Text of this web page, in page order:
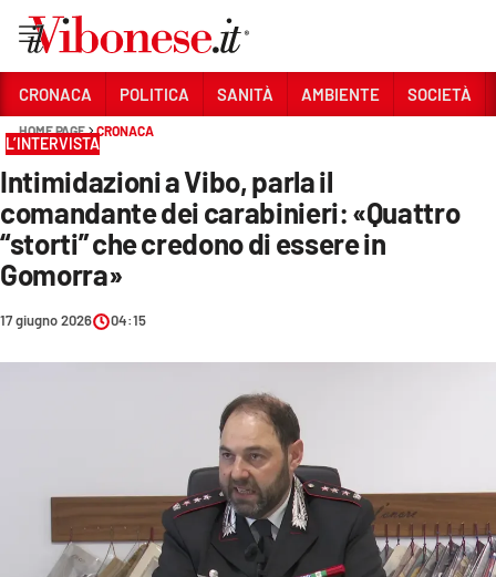
Sezioni
CRONACA
POLITICA
SANITÀ
AMBIENTE
SOCIETÀ
SPORT
CRONACA POLITICA SANITÀ AMBIENTE SOCIETÀ
HOME PAGE CRONACA
L’INTERVISTA
Intimidazioni a Vibo, parla il
comandante dei carabinieri: «Quattro
“storti” che credono di essere in
Gomorra»
17 giugno 2026 04:15